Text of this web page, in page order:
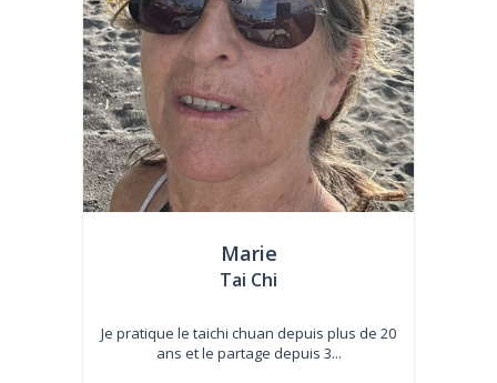
Marie
Tai Chi
Je pratique le taichi chuan depuis plus de 20
ans et le partage depuis 3...